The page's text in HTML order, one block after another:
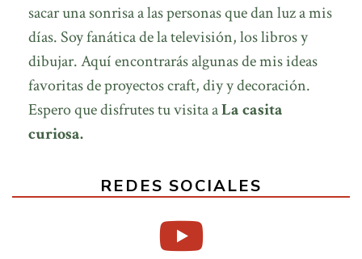
sacar una sonrisa a las personas que dan luz a mis
días. Soy fanática de la televisión, los libros y
dibujar. Aquí encontrarás algunas de mis ideas
favoritas de proyectos craft, diy y decoración.
Espero que disfrutes tu visita aLa casita
curiosa.
REDES SOCIALES